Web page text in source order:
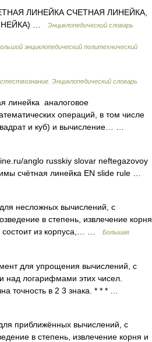
ЛИНЕЙКА СЧЕТНАЯ ЛИНЕЙКА,
…
Энциклопедический словарь
энциклопедический политехнический
Энциклопедический словарь
линейка аналоговое
операций, в том числе
и куб) и вычисление… …
anglo russkiy slovar neftegazovoy
счётная линейка EN slide rule …
несложных вычислений, с
в степень, извлечение корня
состоит из корпуса,… …
Большая
для упрощения вычислений, с
логарифмами этих чисел.
точность в 2 3 знака. * * * …
приближённых вычислений, с
в степень, извлечение корня и